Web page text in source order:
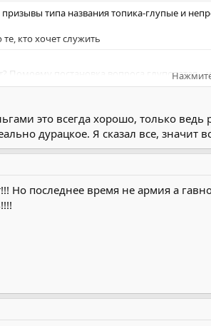
типа названия топика-глупые и
кто хочет служить
Помоему постановка вопроса
Например деньгами (не взяткой
это всегда хорошо, только ведь
дурацкое. Я сказал все, значит
Но последнее время не армия а